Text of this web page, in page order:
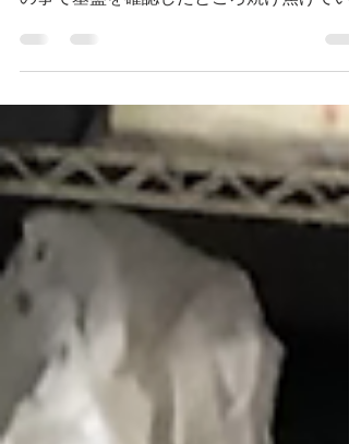
本日は、高須産業の浴室換気扇の修理対応
させて頂きました。 急に動かなくなったと
と交換させていただきましたm(__)m
◇ ...